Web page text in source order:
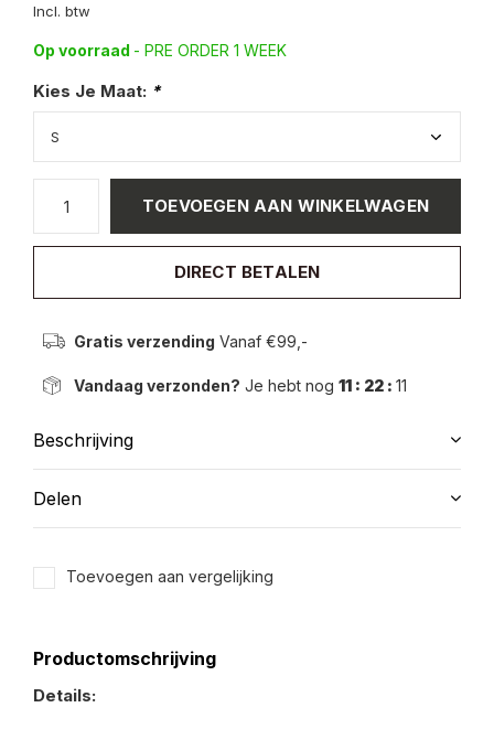
Incl. btw
Op voorraad - PRE ORDER 1 WEEK
Kies Je Maat: *
TOEVOEGEN AAN WINKELWAGEN
DIRECT BETALEN
Gratis verzending Vanaf €99,-
Vandaag verzonden? Je hebt nog 11 : 22 : 11
Beschrijving
Delen
Toevoegen aan vergelijking
Productomschrijving
Details: